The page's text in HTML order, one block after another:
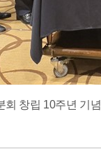
회 창립 10주년 기